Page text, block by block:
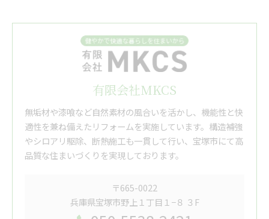
有限会社MKCS
無垢材や漆喰など自然素材の風合いを活かし、機能性と快
適性を兼ね備えたリフォームを実施しています。構造補強
やシロアリ駆除、断熱施工も一貫して行い、宝塚市にて高
品質な住まいづくりを実現しております。
〒665-0022
兵庫県宝塚市野上１丁目１−８ ３F